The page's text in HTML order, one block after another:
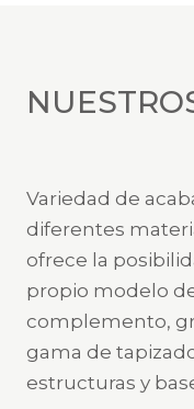
Variedad de
diferentes
ofrece la
propio modelo
complemento,
gama de
estructuras y